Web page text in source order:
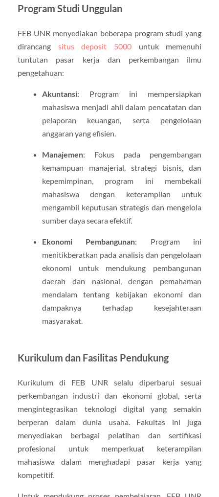
Program Studi Unggulan
FEB UNR menyediakan beberapa program studi yang
dirancang situs deposit 5000untuk memenuhi
tuntutan pasar kerja dan perkembangan ilmu
pengetahuan:
Akuntansi: Program ini mempersiapkan
mahasiswa menjadi ahli dalam pencatatan dan
pelaporan keuangan, serta pengelolaan
anggaran yang efisien.
Manajemen: Fokus pada pengembangan
kemampuan manajerial, strategi bisnis, dan
kepemimpinan, program ini membekali
mahasiswa dengan keterampilan untuk
mengambil keputusan strategis dan mengelola
sumber daya secara efektif.
Ekonomi Pembangunan: Program ini
menitikberatkan pada analisis dan pengelolaan
ekonomi untuk mendukung pembangunan
daerah dan nasional, dengan pemahaman
mendalam tentang kebijakan ekonomi dan
dampaknya terhadap kesejahteraan
masyarakat.
Kurikulum dan Fasilitas Pendukung
Kurikulum di FEB UNR selalu diperbarui sesuai
perkembangan industri dan ekonomi global, serta
mengintegrasikan teknologi digital yang semakin
berperan dalam dunia usaha. Fakultas ini juga
menyediakan berbagai pelatihan dan sertifikasi
profesional untuk memperkuat keterampilan
mahasiswa dalam menghadapi pasar kerja yang
kompetitif.